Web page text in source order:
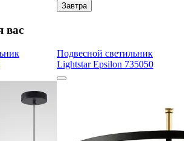
Завтра
вас
Подвесной светильник
Lightstar Epsilon 735050